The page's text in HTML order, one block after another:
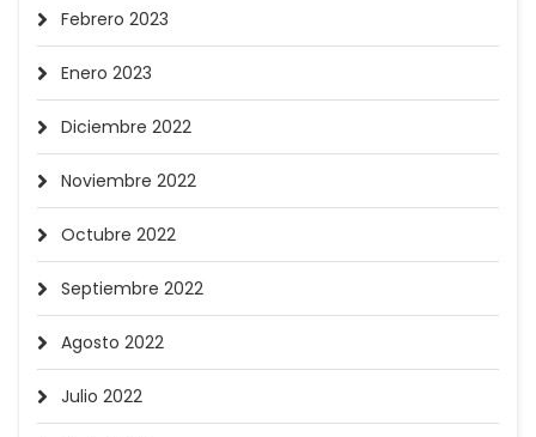
Febrero 2023
Enero 2023
Diciembre 2022
Noviembre 2022
Octubre 2022
Septiembre 2022
Agosto 2022
Julio 2022